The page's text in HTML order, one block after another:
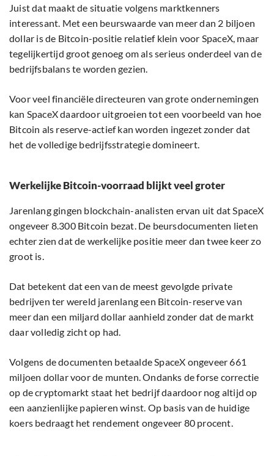
Juist dat maakt de situatie volgens marktkenners
interessant. Met een beurswaarde van meer dan 2 biljoen
dollar is de Bitcoin-positie relatief klein voor SpaceX, maar
tegelijkertijd groot genoeg om als serieus onderdeel van de
bedrijfsbalans te worden gezien.
Voor veel financiële directeuren van grote ondernemingen
kan SpaceX daardoor uitgroeien tot een voorbeeld van hoe
Bitcoin als reserve-actief kan worden ingezet zonder dat
het de volledige bedrijfsstrategie domineert.
Werkelijke Bitcoin-voorraad blijkt veel groter
Jarenlang gingen blockchain-analisten ervan uit dat SpaceX
ongeveer 8.300 Bitcoin bezat. De beursdocumenten lieten
echter zien dat de werkelijke positie meer dan twee keer zo
groot is.
Dat betekent dat een van de meest gevolgde private
bedrijven ter wereld jarenlang een Bitcoin-reserve van
meer dan een miljard dollar aanhield zonder dat de markt
daar volledig zicht op had.
Volgens de documenten betaalde SpaceX ongeveer 661
miljoen dollar voor de munten. Ondanks de forse correctie
op de cryptomarkt staat het bedrijf daardoor nog altijd op
een aanzienlijke papieren winst. Op basis van de huidige
koers bedraagt het rendement ongeveer 80 procent.